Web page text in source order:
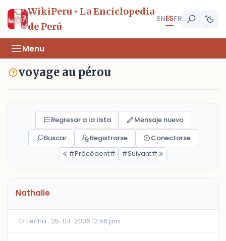
WikiPeru • La Enciclopedia
de Perú
ENESFR
Menu
voyage au pérou
Regresar a la lista
Mensaje nuevo
Buscar
Registrarse
Conectarse
#Précédent#
#Suivant#
Nathalie
Fecha : 25-03-2006 12:56 pm